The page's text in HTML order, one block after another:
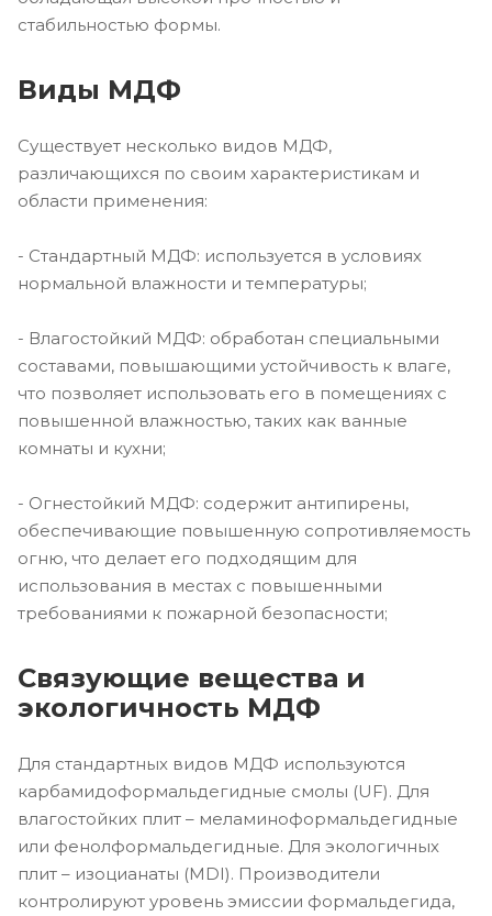
стабильностью формы.
Виды МДФ
Существует несколько видов МДФ,
различающихся по своим характеристикам и
области применения:
- Стандартный МДФ: используется в условиях
нормальной влажности и температуры;
- Влагостойкий МДФ: обработан специальными
составами, повышающими устойчивость к влаге,
что позволяет использовать его в помещениях с
повышенной влажностью, таких как ванные
комнаты и кухни;
- Огнестойкий МДФ: содержит антипирены,
обеспечивающие повышенную сопротивляемость
огню, что делает его подходящим для
использования в местах с повышенными
требованиями к пожарной безопасности;
Связующие вещества и
экологичность МДФ
Для стандартных видов МДФ используются
карбамидоформальдегидные смолы (UF). Для
влагостойких плит – меламиноформальдегидные
или фенолформальдегидные. Для экологичных
плит – изоцианаты (MDI). Производители
контролируют уровень эмиссии формальдегида,